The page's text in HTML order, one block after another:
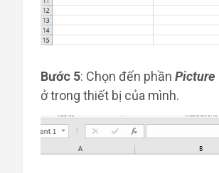
Bước 5: Chọn đến phần Picture
ở trong thiết bị của mình.